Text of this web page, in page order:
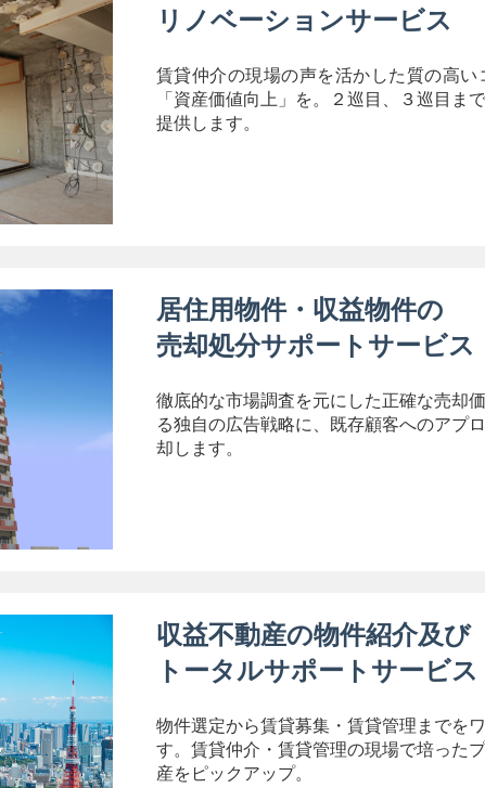
リノベーションサービス
賃貸仲介の現場の声を活かした質の高
「資産価値向上」を。２巡目、３巡目ま
提供します。
居住用物件・収益物件の
売却処分サポートサービス
徹底的な市場調査を元にした正確な売却
る独自の広告戦略に、既存顧客へのアプ
却します。
収益不動産の物件紹介及び
トータルサポートサービス
物件選定から賃貸募集・賃貸管理までを
す。賃貸仲介・賃貸管理の現場で培った
産をピックアップ。